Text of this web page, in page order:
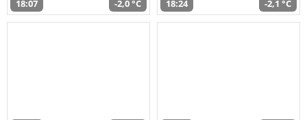
18:07 -2,0 °C 18:24 -2,1 °C